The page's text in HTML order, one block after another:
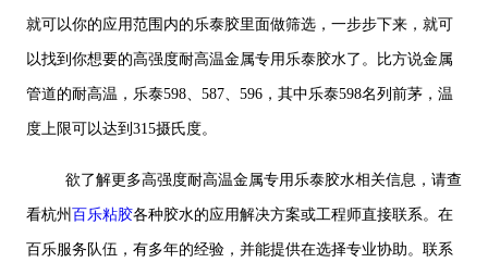
就可以你的应用范围内的乐泰胶里面做筛选，一步步下来，就可
以找到你想要的高强度耐高温金属专用乐泰胶水了。比方说金属
管道的耐高温，乐泰598、587、596，其中乐泰598名列前茅，温
度上限可以达到315摄氏度。
欲了解更多高强度耐高温金属专用乐泰胶水相关信息，请查
看杭州 百乐粘胶各种胶水的应用解决方案或工程师直接联系。在
百乐服务队伍，有多年的经验，并能提供在选择专业协助。联系